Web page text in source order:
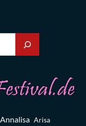
Annalisa Arisa